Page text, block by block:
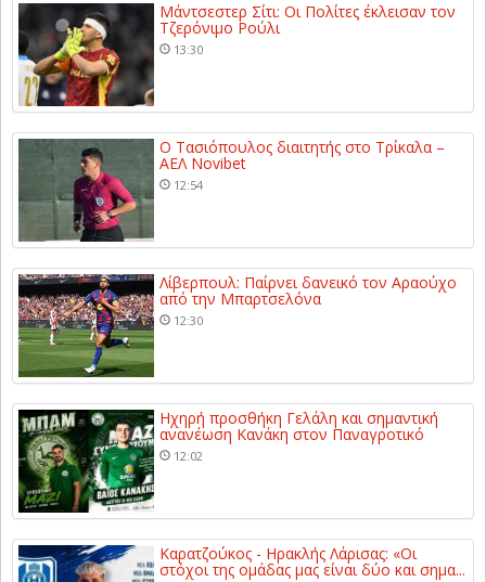
Μάντσεστερ Σίτι: Οι Πολίτες έκλεισαν τον
Τζερόνιμο Ρούλι
13:30
Ο Τασιόπουλος διαιτητής στο Τρίκαλα –
ΑΕΛ Novibet
12:54
Λίβερπουλ: Παίρνει δανεικό τον Αραούχο
από την Μπαρτσελόνα
12:30
Ηχηρή προσθήκη Γελάλη και σημαντική
ανανέωση Κανάκη στον Παναγροτικό
12:02
Καρατζούκος - Ηρακλής Λάρισας: «Οι
στόχοι της ομάδας μας είναι δύο και σημα...